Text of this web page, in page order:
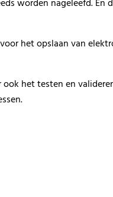
worden nageleefd.En
het opslaan van
ook het testen en